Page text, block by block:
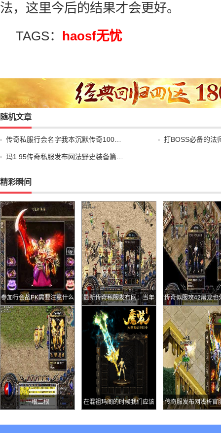
法，这里今后的结果才会更好。
TAGS： haosf无忧
随机文章
传奇私服行会名字我本沉默传奇100… 打BOSS必备的
玛1 95传奇私服发布网法野史装备篇…
精彩瞬间
参加行会战PK需要注意什么 最新传奇私服发布网：当年
玩传奇的四大难处最后一点
甚至能决定玩家的去留
传奇似服攻42屠龙也
九等持久45的你见
一根二根 在混祖玛阁的时候我们应该 传奇服发布网浅析官